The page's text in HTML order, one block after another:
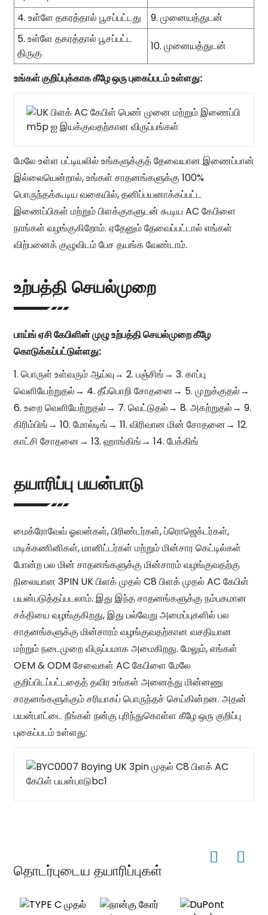
4. உள்ளே தகரத்தால் பூசப்பட்டது
9. முனையத்துடன்
5. உள்ளே தகரத்தால் பூசப்பட்ட
திருகு
10. முனையத்துடன்
உங்கள் குறிப்புக்காக கீழே ஒரு புகைப்படம் உள்ளது:
மேலே உள்ள பட்டியலில் உங்களுக்குத் தேவையான இணைப்பான்
இல்லையென்றால், உங்கள் சாதனங்களுக்கு 100%
பொருந்தக்கூடிய வகையில், தனிப்பயனாக்கப்பட்ட
இணைப்பிகள் மற்றும் பிளக்குகளுடன் கூடிய AC கேபிளை
நாங்கள் வழங்குகிறோம். ஏதேனும் தேவைப்பட்டால் எங்கள்
விற்பனைக் குழுவிடம் பேச தயங்க வேண்டாம்.
உற்பத்தி செயல்முறை
பாய்ங் ஏசி கேபிளின் முழு உற்பத்தி செயல்முறை கீழே
கொடுக்கப்பட்டுள்ளது:
1. பொருள் உள்வரும் ஆய்வு→ 2. பஞ்சிங்→ 3. காப்பு
வெளியேற்றுதல்→ 4. தீப்பொறி சோதனை→ 5. முறுக்குதல்→
6. உறை வெளியேற்றுதல்→ 7. வெட்டுதல்→ 8. அகற்றுதல்→ 9.
கிரிம்பிங்→ 10. மோல்டிங்→ 11. விரிவான மின் சோதனை→ 12.
காட்சி சோதனை→ 13. ஹாங்கிங்→ 14. பேக்கிங்
தயாரிப்பு பயன்பாடு
மைக்ரோவேவ் ஓவன்கள், பிரிண்டர்கள், ப்ரொஜெக்டர்கள்,
மடிக்கணினிகள், மானிட்டர்கள் மற்றும் மின்சார கெட்டில்கள்
போன்ற பல மின் சாதனங்களுக்கு மின்சாரம் வழங்குவதற்கு
நிலையான 3PIN UK பிளக் முதல் C8 பிளக் முதல் AC கேபிள்
பயன்படுத்தப்படலாம். இது இந்த சாதனங்களுக்கு நம்பகமான
சக்தியை வழங்குகிறது, இது பல்வேறு அமைப்புகளில் பல
சாதனங்களுக்கு மின்சாரம் வழங்குவதற்கான வசதியான
மற்றும் நடைமுறை விருப்பமாக அமைகிறது. மேலும், எங்கள்
OEM & ODM சேவைகள் AC கேபிளை மேலே
குறிப்பிடப்பட்டதைத் தவிர உங்கள் அனைத்து மின்னணு
சாதனங்களுக்கும் சரியாகப் பொருந்தச் செய்கின்றன. அதன்
பயன்பாட்டை நீங்கள் நன்கு புரிந்துகொள்ள கீழே ஒரு குறிப்பு
புகைப்படம் உள்ளது:
தொடர்புடைய தயாரிப்புகள்